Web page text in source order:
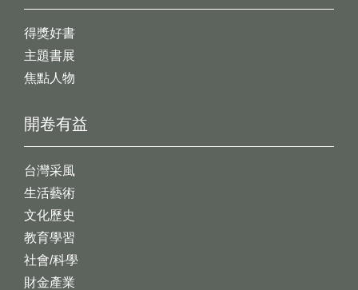
開卷有益
台灣采風
生活藝術
文化歷史
教育學習
社會/科學
財金產業
得獎好書
主題書展
焦點人物